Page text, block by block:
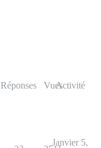
Réponses VuesActivité
Janvier 5,